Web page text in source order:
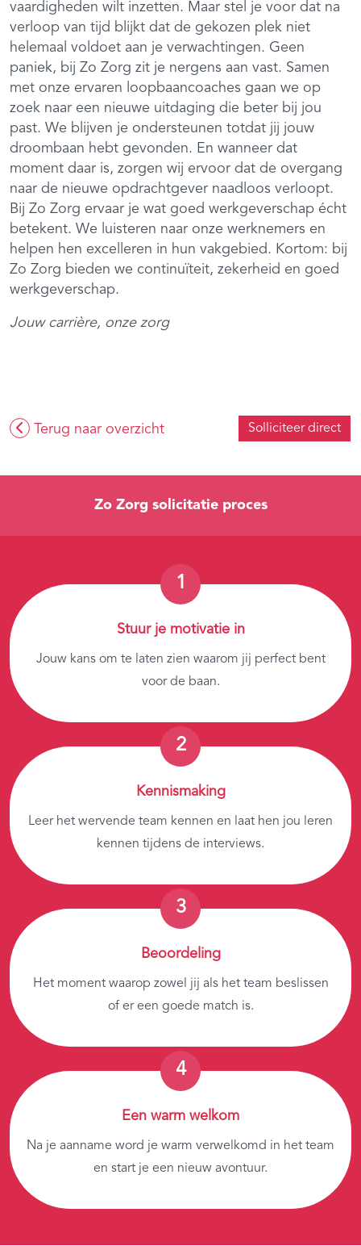
vaardigheden wilt inzetten. Maar stel je voor dat na
verloop van tijd blijkt dat de gekozen plek niet
helemaal voldoet aan je verwachtingen. Geen
paniek, bij Zo Zorg zit je nergens aan vast. Samen
met onze ervaren loopbaancoaches gaan we op
zoek naar een nieuwe uitdaging die beter bij jou
past. We blijven je ondersteunen totdat jij jouw
droombaan hebt gevonden. En wanneer dat
moment daar is, zorgen wij ervoor dat de overgang
naar de nieuwe opdrachtgever naadloos verloopt.
Bij Zo Zorg ervaar je wat goed werkgeverschap écht
betekent. We luisteren naar onze werknemers en
helpen hen excelleren in hun vakgebied. Kortom: bij
Zo Zorg bieden we continuïteit, zekerheid en goed
werkgeverschap.
Jouw carrière, onze zorg
Terug naar overzicht Solliciteer direct
Zo Zorg solicitatie proces
Stuur je motivatie in
Jouw kans om te laten zien waarom jij perfect bent
voor de baan.
Kennismaking
Leer het wervende team kennen en laat hen jou leren
kennen tijdens de interviews.
Beoordeling
Het moment waarop zowel jij als het team beslissen
of er een goede match is.
Een warm welkom
Na je aanname word je warm verwelkomd in het team
en start je een nieuw avontuur.